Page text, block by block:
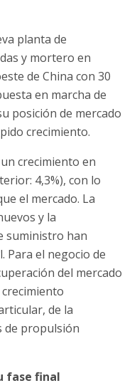
planta de
y mortero en
de China con 30
en marcha de
posición de mercado
crecimiento.
crecimiento en
4,3%), con lo
el mercado. La
y la
suministro han
Para el negocio de
del mercado
de la
de propulsión
fase final